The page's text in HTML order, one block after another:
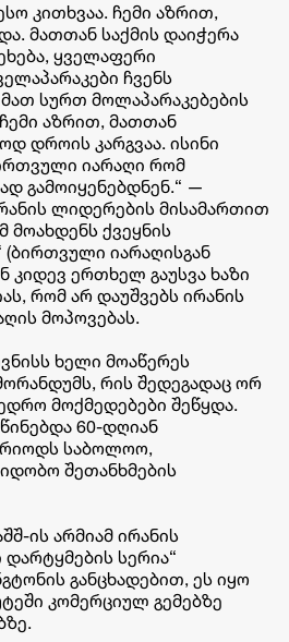
კითხვაა. ჩემი აზრით,
მათთან საქმის დაიჭერა
ყველაფერი
ჩვენს
სურთ მოლაპარაკებების
აზრით, მათთან
დროის კარგვაა. ისინი
იარაღი რომ
გამოიყენებდნენ.“ —
ლიდერების მისამართით
ქვეყნის
(ბირთვული იარაღისგან
კიდევ ერთხელ გაუსვა ხაზი
რომ არ დაუშვებს ირანის
მოპოვებას.
ხელი მოაწერეს
რის შედეგადაც ორ
მოქმედებები შეწყდა.
60-დღიან
საბოლოო,
შეთანხმების
ის არმიამ ირანის
სერია“
განცხადებით, ეს იყო
კომერციულ გემებზე